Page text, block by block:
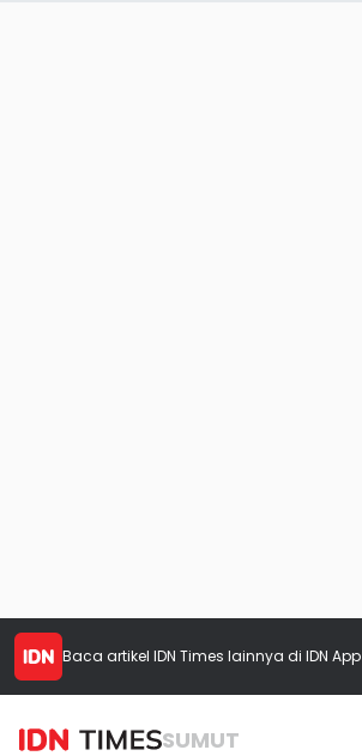
Baca artikel IDN Times lainnya di IDN App
SUMUT